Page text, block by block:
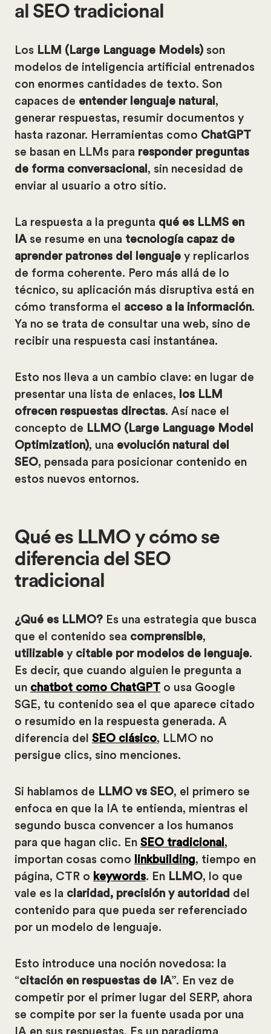
al SEO tradicional
Los LLM (Large Language Models) son
modelos de inteligencia artificial entrenados
con enormes cantidades de texto. Son
capaces de entender lenguaje natural ,
generar respuestas, resumir documentos y
hasta razonar. Herramientas como ChatGPT
se basan en LLMs para responder preguntas
de forma conversacional , sin necesidad de
enviar al usuario a otro sitio.
La respuesta a la pregunta qué es LLMS en
IA se resume en una tecnología capaz de
aprender patrones del lenguaje y replicarlos
de forma coherente. Pero más allá de lo
técnico, su aplicación más disruptiva está en
cómo transforma el acceso a la información.
Ya no se trata de consultar una web, sino de
recibir una respuesta casi instantánea.
Esto nos lleva a un cambio clave: en lugar de
presentar una lista de enlaces, los LLM
ofrecen respuestas directas. Así nace el
concepto de LLMO (Large Language Model
Optimization), una evolución natural del
SEO, pensada para posicionar contenido en
estos nuevos entornos.
Qué es LLMO y cómo se
diferencia del SEO
tradicional
¿Qué es LLMO? Es una estrategia que busca
que el contenido sea comprensible,
utilizable y citable por modelos de lenguaje.
Es decir, que cuando alguien le pregunta a
un chatbot como ChatGPT o usa Google
SGE, tu contenido sea el que aparece citado
o resumido en la respuesta generada. A
diferencia del SEO clásico, LLMO no
persigue clics, sino menciones.
Si hablamos de LLMO vs SEO, el primero se
enfoca en que la IA te entienda, mientras el
segundo busca convencer a los humanos
para que hagan clic. En SEO tradicional ,
importan cosas como linkbuilding, tiempo en
página, CTR o keywords. En LLMO, lo que
vale es la claridad, precisión y autoridad del
contenido para que pueda ser referenciado
por un modelo de lenguaje.
Esto introduce una noción novedosa: la
“citación en respuestas de IA”. En vez de
competir por el primer lugar del SERP, ahora
se compite por ser la fuente usada por una
IA en sus respuestas. Es un paradigma